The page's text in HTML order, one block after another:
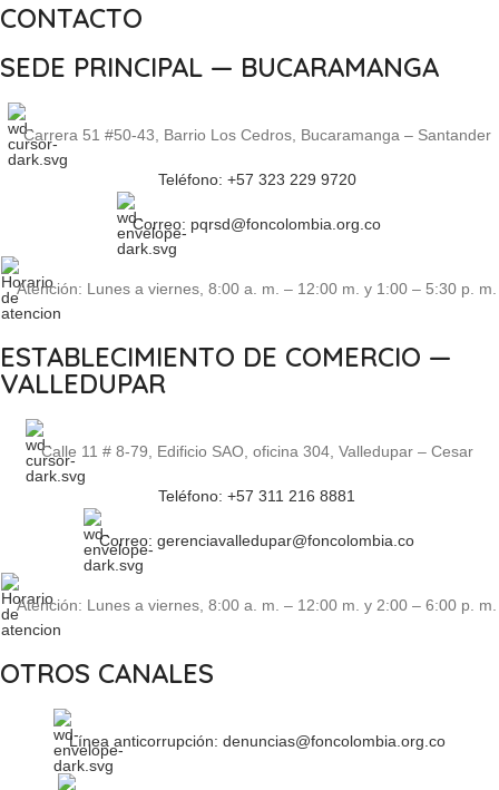
CONTACTO
SEDE PRINCIPAL — BUCARAMANGA
Carrera 51 #50-43, Barrio Los Cedros, Bucaramanga – Santander
Teléfono: +57 323 229 9720
Correo: pqrsd@foncolombia.org.co
Atención: Lunes a viernes, 8:00 a. m. – 12:00 m. y 1:00 – 5:30 p. m.
ESTABLECIMIENTO DE COMERCIO —
VALLEDUPAR
Calle 11 # 8-79, Edificio SAO, oficina 304, Valledupar – Cesar
Teléfono: +57 311 216 8881
Correo: gerenciavalledupar@foncolombia.co
Atención: Lunes a viernes, 8:00 a. m. – 12:00 m. y 2:00 – 6:00 p. m.
OTROS CANALES
Línea anticorrupción: denuncias@foncolombia.org.co